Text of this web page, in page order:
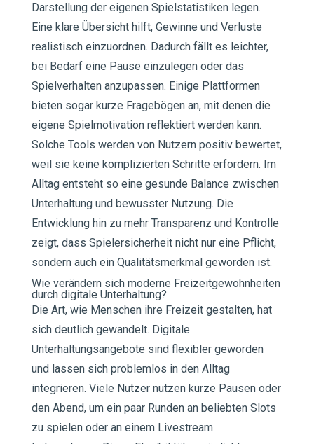
Darstellung der eigenen Spielstatistiken legen.
Eine klare Übersicht hilft, Gewinne und Verluste
realistisch einzuordnen. Dadurch fällt es leichter,
bei Bedarf eine Pause einzulegen oder das
Spielverhalten anzupassen. Einige Plattformen
bieten sogar kurze Fragebögen an, mit denen die
eigene Spielmotivation reflektiert werden kann.
Solche Tools werden von Nutzern positiv bewertet,
weil sie keine komplizierten Schritte erfordern. Im
Alltag entsteht so eine gesunde Balance zwischen
Unterhaltung und bewusster Nutzung. Die
Entwicklung hin zu mehr Transparenz und Kontrolle
zeigt, dass Spielersicherheit nicht nur eine Pflicht,
sondern auch ein Qualitätsmerkmal geworden ist.
Wie verändern sich moderne Freizeitgewohnheiten
durch digitale Unterhaltung?
Die Art, wie Menschen ihre Freizeit gestalten, hat
sich deutlich gewandelt. Digitale
Unterhaltungsangebote sind flexibler geworden
und lassen sich problemlos in den Alltag
integrieren. Viele Nutzer nutzen kurze Pausen oder
den Abend, um ein paar Runden an beliebten Slots
zu spielen oder an einem Livestream